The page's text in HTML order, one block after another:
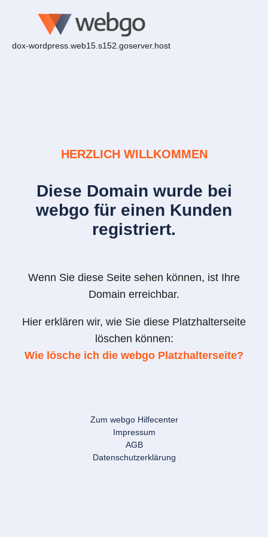
dox-wordpress.web15.s152.goserver.host
HERZLICH WILLKOMMEN
Diese Domain wurde bei
webgo für einen Kunden
registriert.
Wenn Sie diese Seite sehen können, ist Ihre
Domain erreichbar.
Hier erklären wir, wie Sie diese Platzhalterseite
löschen können:
Wie lösche ich die webgo Platzhalterseite?
Zum webgo Hilfecenter
Impressum
AGB
Datenschutzerklärung